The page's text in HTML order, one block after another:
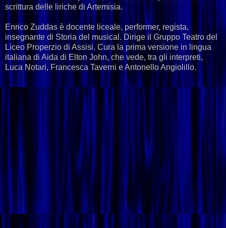
scrittura delle liriche di Artemisia.
Enrico Zuddas è docente liceale, performer, regista,
insegnante di Storia del musical. Dirige il Gruppo Teatro del
Liceo Properzio di Assisi. Cura la prima versione in lingua
italiana di Aida di Elton John, che vede, tra gli interpreti,
Luca Notari, Francesca Taverni e Antonello Angiolillo.